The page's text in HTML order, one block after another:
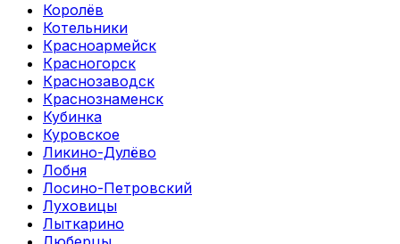
Королёв
Котельники
Красноармейск
Красногорск
Краснозаводск
Краснознаменск
Кубинка
Куровское
Ликино-Дулёво
Лобня
Лосино-Петровский
Луховицы
Лыткарино